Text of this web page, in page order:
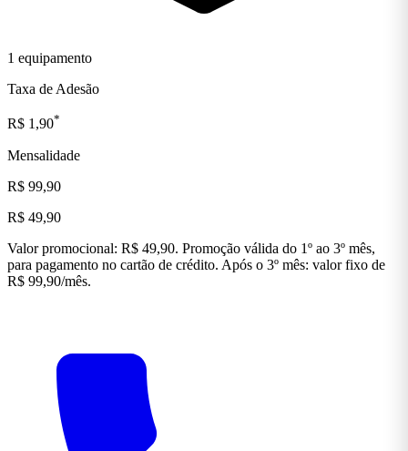
1 equipamento
Taxa de Adesão
R$ 1,90*
Mensalidade
R$ 99,90
R$ 49,90
Valor promocional: R$ 49,90. Promoção válida do 1º ao 3º mês,
para pagamento no cartão de crédito. Após o 3º mês: valor fixo de
R$ 99,90/mês.